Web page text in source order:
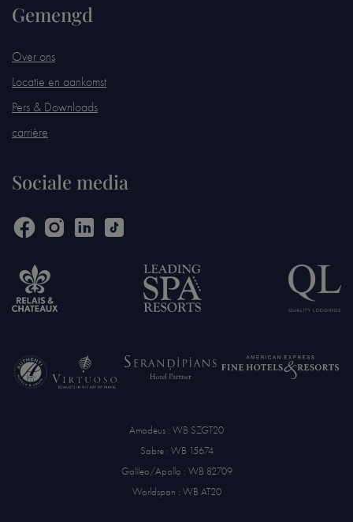
Gemengd
Over ons
Locatie en aankomst
Pers & Downloads
carrière
Sociale media
Amadeus : WB SZGT20
Sabre : WB 15674
Galileo/Apollo : WB 82709
Worldspan : WB AT20